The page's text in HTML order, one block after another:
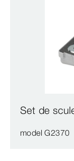
Set de
model G2370